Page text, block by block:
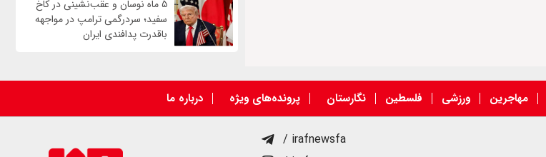
۵ ماه نوسان و عقب‌نشینی در کاخ
سفید؛ سردرگمی ترامپ در مواجهه
باقدرت پدافندی ایران
مهاجرین ورزشی فلسطین نگارستان پرونده‌های ویژه درباره ما
/ irafnewsfa